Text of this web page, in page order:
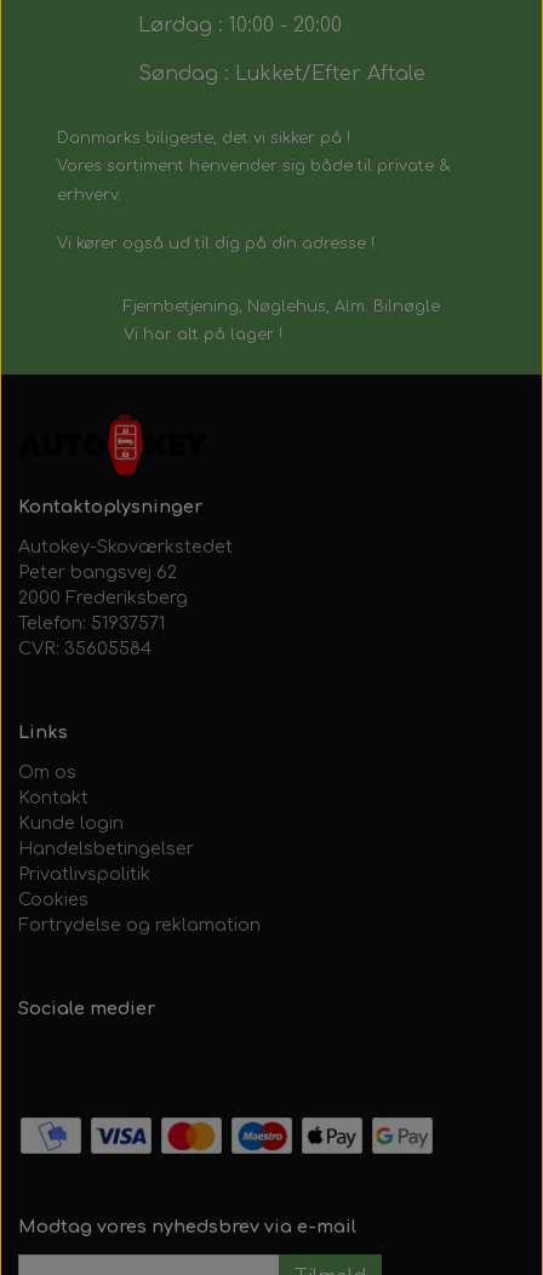
Lørdag : 10:00 - 20:00
Søndag : Lukket/Efter Aftale
Danmarks biligeste, det vi sikker på !
Vores sortiment henvender sig både til private &
erhverv.
Vi kører også ud til dig på din adresse !
Fjernbetjening, Nøglehus, Alm. Bilnøgle
Vi har alt på lager !
Kontaktoplysninger
Autokey-Skoværkstedet
Peter bangsvej 62
2000 Frederiksberg
Telefon: 51937571
CVR: 35605584
Links
Om os
Kontakt
Kunde login
Handelsbetingelser
Privatlivspolitik
Cookies
Fortrydelse og reklamation
Sociale medier
Modtag vores nyhedsbrev via e-mail